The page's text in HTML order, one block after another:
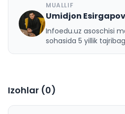
U
MUALLIF
Umidjon Esirgapov
Infoedu.uz asoschisi
sohasida 5 yillik
Izohlar (0)